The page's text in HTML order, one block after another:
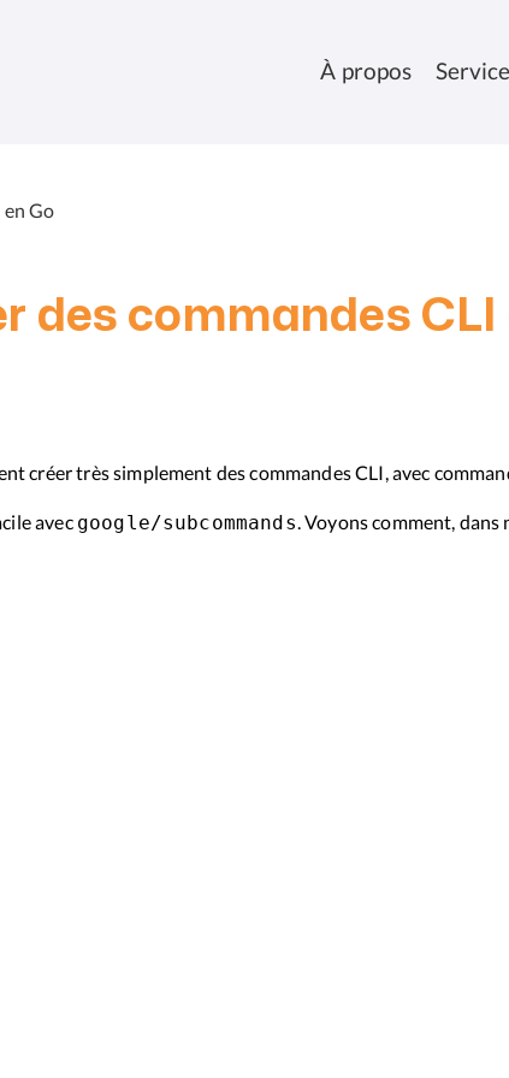
À propos
Go
des commandes CLI
créer très simplement des commandes CLI, avec
avec google/subcommands. Voyons comment,